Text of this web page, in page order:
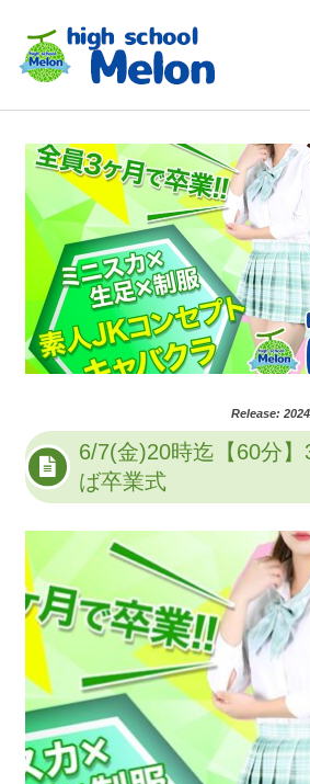
Release:
6/7(金)20時迄【60分
ば卒業式